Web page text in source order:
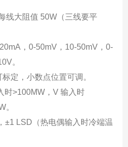
线大阻值 50W（三线要平
，0-50mV，10-50mV，0-
。
定，小数点位置可调。
时>100MW，V 输入时
。
±1 LSD（热电偶输入时冷端温